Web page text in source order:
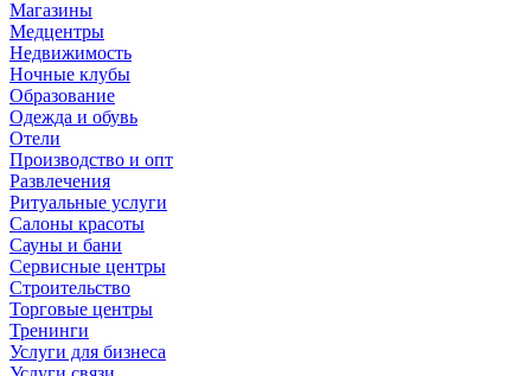
Магазины
Медцентры
Недвижимость
Ночные клубы
Образование
Одежда и обувь
Отели
Производство и опт
Развлечения
Ритуальные услуги
Салоны красоты
Сауны и бани
Сервисные центры
Строительство
Торговые центры
Тренинги
Услуги для бизнеса